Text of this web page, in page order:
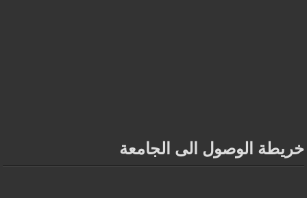
خريطة الوصول الى الجامعة